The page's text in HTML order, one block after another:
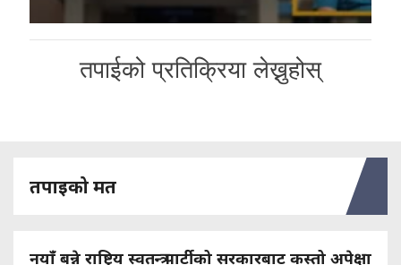
तपाईको प्रतिक्रिया लेख्नुहोस्
तपाइको मत
नयाँ बन्ने राष्ट्रिय स्वतन्त्र पार्टीको सरकारबाट कस्तो अपेक्षा